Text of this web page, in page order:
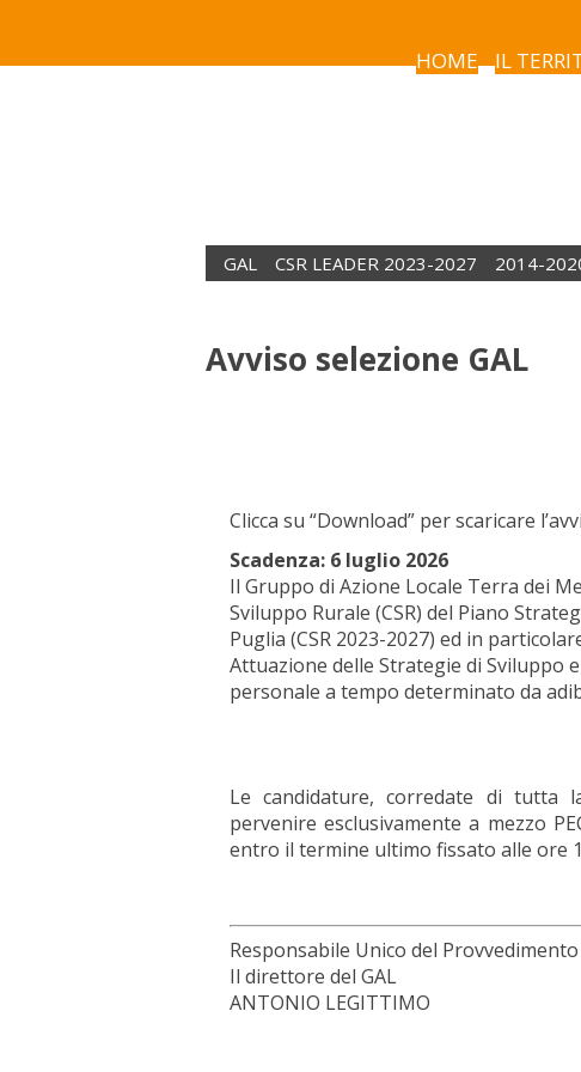
HOME IL
GAL CSR LEADER 2023-2027 2014-
Avviso selezione GAL
Clicca su “Download” per scaricare
Scadenza: 6 luglio 2026
Il Gruppo di Azione Locale Terra dei
Sviluppo Rurale (CSR) del Piano
Puglia (CSR 2023-2027) ed in
Attuazione delle Strategie di Sviluppo
personale a tempo determinato da
Le candidature, corredate di tutta
pervenire esclusivamente a mezzo
entro il termine ultimo fissato alle ore
Responsabile Unico del Provvedimento
Il direttore del GAL
ANTONIO LEGITTIMO